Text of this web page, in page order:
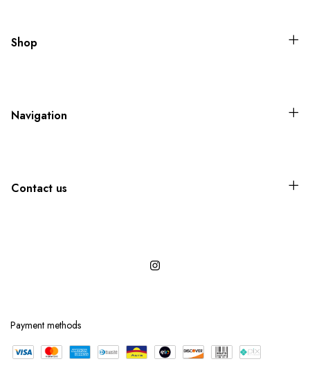
Shop
Navigation
Contact us
Payment methods